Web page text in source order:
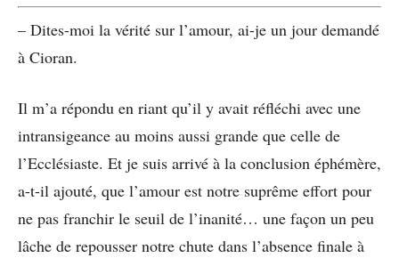
– Dites-moi la vérité sur l’amour, ai-je un jour demandé
à Cioran.
Il m’a répondu en riant qu’il y avait réfléchi avec une
intransigeance au moins aussi grande que celle de
l’Ecclésiaste. Et je suis arrivé à la conclusion éphémère,
a-t-il ajouté, que l’amour est notre suprême effort pour
ne pas franchir le seuil de l’inanité… une façon un peu
lâche de repousser notre chute dans l’absence finale à